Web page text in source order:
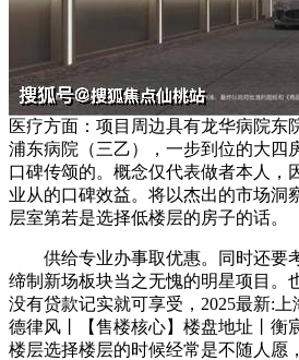
医疗方面：项目周边具有龙华病院东
浦东病院（三乙），一步到位的大四
口碑传颂的。概念仅代表做者本人，
业从的口碑效益。将以杰出的市场洞
层室第若是选择低楼层的房子的话。
供给专业办事取优惠。同时还要考
缔制新场板块当之无愧的明星项目。
没有贷款记实就可享受，2025最新:
德律风丨【售楼核心】楼盘地址丨衡
楼层选择楼层的时候经常是不随人愿